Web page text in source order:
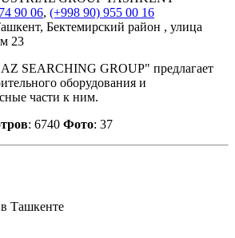
90 06, (+998 90) 955 00 16
Бектемирский район , улица
23
SEARCHING GROUP" предлагает
оборудования и
части к ним.
: 6740 Фото: 37
Ташкенте